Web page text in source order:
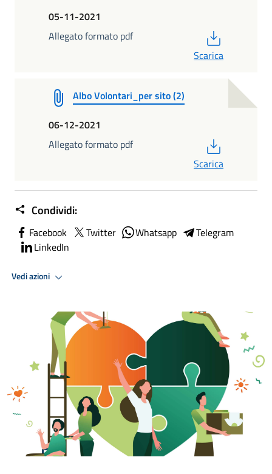
05-11-2021
Allegato formato pdf
Scarica
Albo Volontari_per sito (2)
06-12-2021
Allegato formato pdf
Scarica
Condividi:
Facebook Twitter Whatsapp
Telegram
LinkedIn
Vedi azioni